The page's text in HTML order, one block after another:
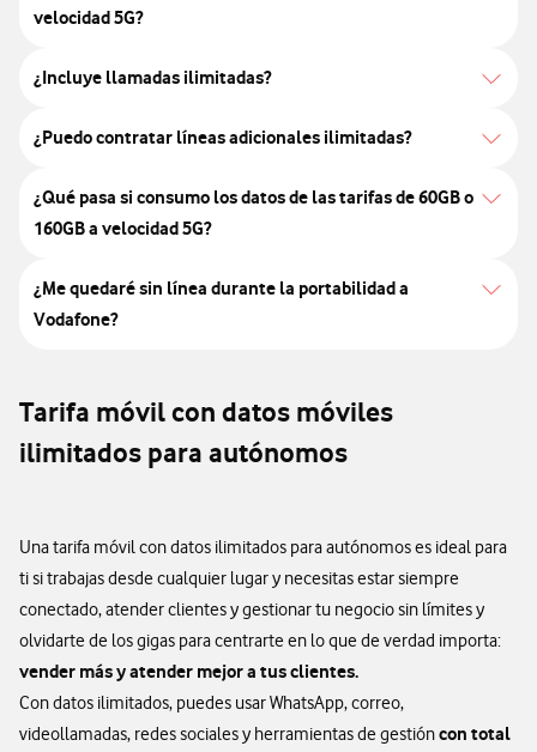
velocidad 5G?
¿Incluye llamadas ilimitadas?
¿Puedo contratar líneas adicionales ilimitadas?
¿Qué pasa si consumo los datos de las tarifas de 60GB o
160GB a velocidad 5G?
¿Me quedaré sin línea durante la portabilidad a
Vodafone?
Tarifa móvil con datos móviles
ilimitados para autónomos
Una tarifa móvil con datos ilimitados para autónomos es ideal para
ti si trabajas desde cualquier lugar y necesitas estar siempre
conectado, atender clientes y gestionar tu negocio sin límites y
olvidarte de los gigas para centrarte en lo que de verdad importa:
vender más y atender mejor a tus clientes.
Con datos ilimitados, puedes usar WhatsApp, correo,
videollamadas, redes sociales y herramientas de gestióncon total